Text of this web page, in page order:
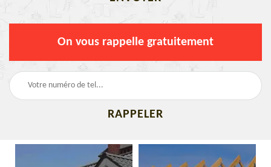
On vous rappelle gratuitement